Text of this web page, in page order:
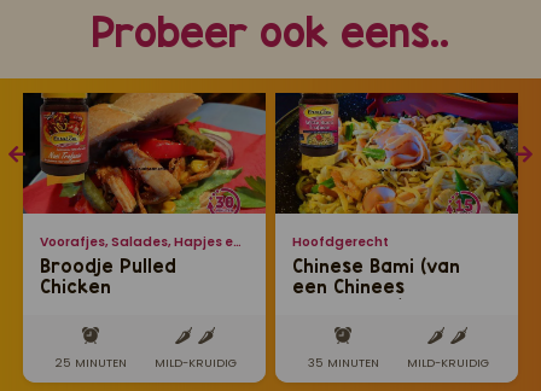
Probeer ook eens..
Voorafjes, Salades, Hapjes en Lekkernijen
Broodje Pulled
Chicken
25 MINUTEN MILD-KRUIDIG
Hoofdgerecht
Chinese Bami (van
een Chinees
35 MINUTEN MILD-KRUIDIG